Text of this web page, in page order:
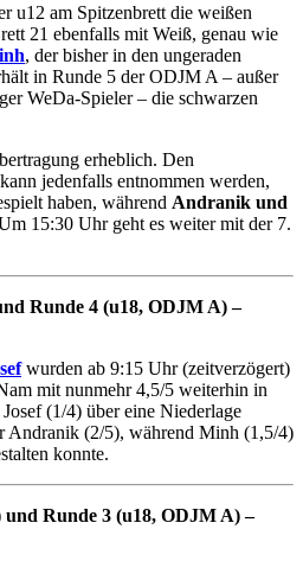
u12 am Spitzenbrett die weißen
21 ebenfalls mit Weiß, genau wie
, der bisher in den ungeraden
in Runde 5 der ODJM A – außer
WeDa-Spieler – die schwarzen
erheblich. Den
jedenfalls entnommen werden,
haben, während Andranik und
15:30 Uhr geht es weiter mit der 7.
Runde 4 (u18, ODJM A) –
wurden ab 9:15 Uhr (zeitverzögert)
mit nunmehr 4,5/5 weiterhin in
(1/4) über eine Niederlage
Andranik (2/5), während Minh (1,5/4)
konnte.
und Runde 3 (u18, ODJM A) –